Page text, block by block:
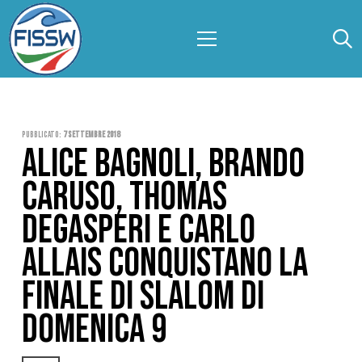
Pubblicato: 7 Settembre 2018
ALICE BAGNOLI, BRANDO
CARUSO, THOMAS
DEGASPERI E CARLO
ALLAIS CONQUISTANO LA
FINALE DI SLALOM DI
DOMENICA 9